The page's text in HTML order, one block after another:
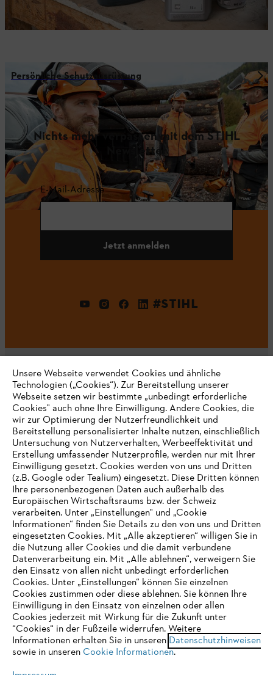
Persönliche Schutzausrüstung
Nichts mehr verpassen mit dem STIHL
Newsletter
E-Mail-Adresse
Jetzt anmelden
#STIHL
Unternehmen
Häufig gestellte Fragen
Support
Datenschutz Impressum Cookies
Rechtliche Informationen
STIHL VERTRIEBS AG, 8617 Mönchaltorf
IHR BROWSER WIRD NICHT
UNTERSTÜTZT
Sie nutzen einen Browser, den wir noch nicht unterstützen. Für
eine optimale Nutzung unserer Seite empfehlen wir Ihnen, zu
einem der folgenden Browser zu wechseln:
Unsere Webseite verwendet Cookies und ähnliche
Technologien („Cookies“). Zur Bereitstellung unserer
Webseite setzen wir bestimmte „unbedingt erforderliche
Cookies" auch ohne Ihre Einwilligung. Andere Cookies, die
wir zur Optimierung der Nutzerfreundlichkeit und
Bereitstellung personalisierter Inhalte nutzen, einschließlich
Untersuchung von Nutzerverhalten, Werbeeffektivität und
Erstellung umfassender Nutzerprofile, werden nur mit Ihrer
Einwilligung gesetzt. Cookies werden von uns und Dritten
(z.B. Google oder Tealium) eingesetzt. Diese Dritten können
Ihre personenbezogenen Daten auch außerhalb des
Europäischen Wirtschaftsraums bzw. der Schweiz
verarbeiten. Unter „Einstellungen" und „Cookie
Informationen“ finden Sie Details zu den von uns und Dritten
eingesetzten Cookies. Mit „Alle akzeptieren“ willigen Sie in
die Nutzung aller Cookies und die damit verbundene
Datenverarbeitung ein. Mit „Alle ablehnen“, verweigern Sie
den Einsatz von allen nicht unbedingt erforderlichen
Cookies. Unter „Einstellungen“ können Sie einzelnen
Cookies zustimmen oder diese ablehnen. Sie können Ihre
Einwilligung in den Einsatz von einzelnen oder allen
Cookies jederzeit mit Wirkung für die Zukunft unter
“Cookies“ in der Fußzeile widerrufen. Weitere
Informationen erhalten Sie in unseren Datenschutzhinweisen
sowie in unseren Cookie Informationen.